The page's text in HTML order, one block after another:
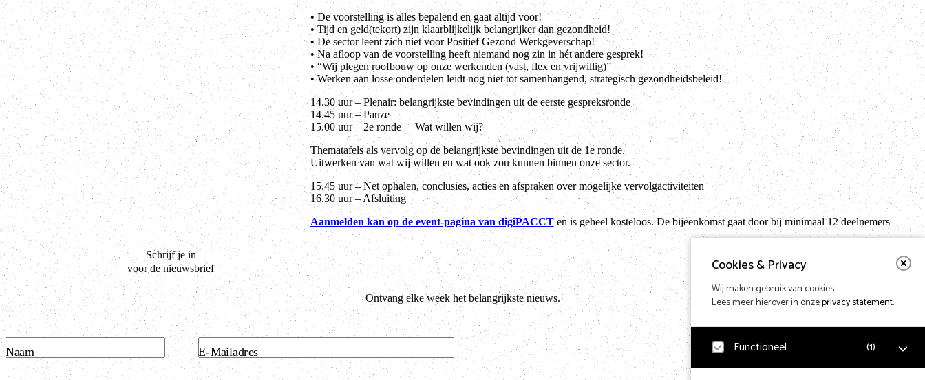
Cookies & Privacy
Wij maken gebruik van cookies.
Lees meer hierover in onzeprivacy statement.
Functioneel (1)
• De voorstelling is alles bepalend en gaat altijd voor!
• Tijd en geld(tekort) zijn klaarblijkelijk belangrijker dan gezondheid!
• De sector leent zich niet voor Positief Gezond Werkgeverschap!
• Na afloop van de voorstelling heeft niemand nog zin in hét andere gesprek!
• “Wij plegen roofbouw op onze werkenden (vast, flex en vrijwillig)”
• Werken aan losse onderdelen leidt nog niet tot samenhangend, strategisch gezondheidsbeleid!
14.30 uur – Plenair: belangrijkste bevindingen uit de eerste gespreksronde
14.45 uur – Pauze
15.00 uur – 2e ronde – Wat willen wij?
Thematafels als vervolg op de belangrijkste bevindingen uit de 1e ronde.
Uitwerken van wat wij willen en wat ook zou kunnen binnen onze sector.
15.45 uur – Net ophalen, conclusies, acties en afspraken over mogelijke vervolgactiviteiten
16.30 uur – Afsluiting
Aanmelden kan op de event-pagina van digiPACCTen is geheel kosteloos. De bijeenkomst gaat door bij minimaal 12 deelnemers
Schrijf je in
voor de nieuwsbrief
Ontvang elke week het belangrijkste nieuws.
Naam E-Mailadres